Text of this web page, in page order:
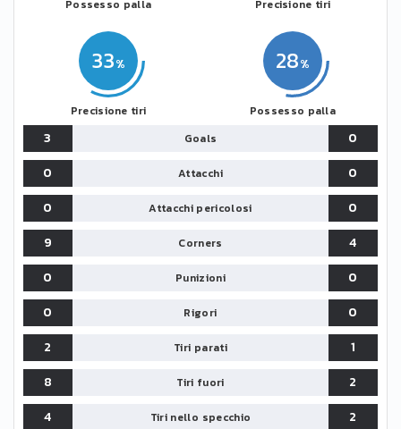
Possesso palla
33
Precisione tiri
28
Possesso palla
Precisione tiri
3 Goals
0
0
Attacchi
0
0
Attacchi pericolosi
0
9
Corners
4
0
Punizioni
0
0
Rigori
0
2
Tiri parati
1
8
Tiri fuori
2
4
Tiri nello specchio 2